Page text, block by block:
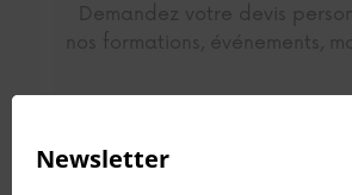
Demandez votre devis
nos formations, événements,
Newsletter